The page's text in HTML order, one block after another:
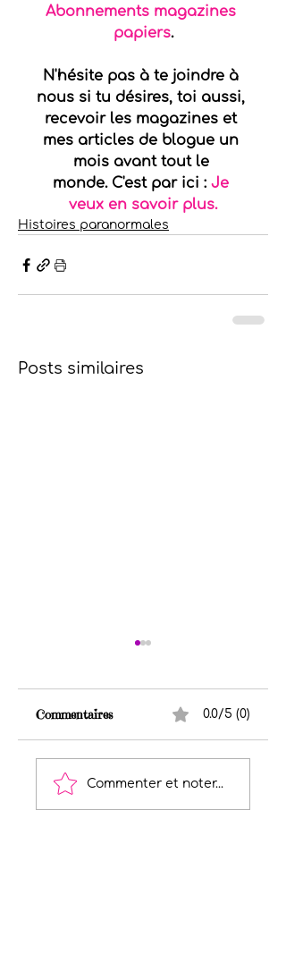
Abonnements magazines
papiers.
N'hésite pas à te joindre à
nous si tu désires, toi aussi,
recevoir les magazines et
mes articles de blogue un
mois avant tout le
monde. C'est par ici : Je
veux en savoir plus.
Histoires paranormales
Posts similaires
Histoire paranormale
- La fenêtre qui tombe
Commentaires 0.0/5 (0)
Commenter et noter...